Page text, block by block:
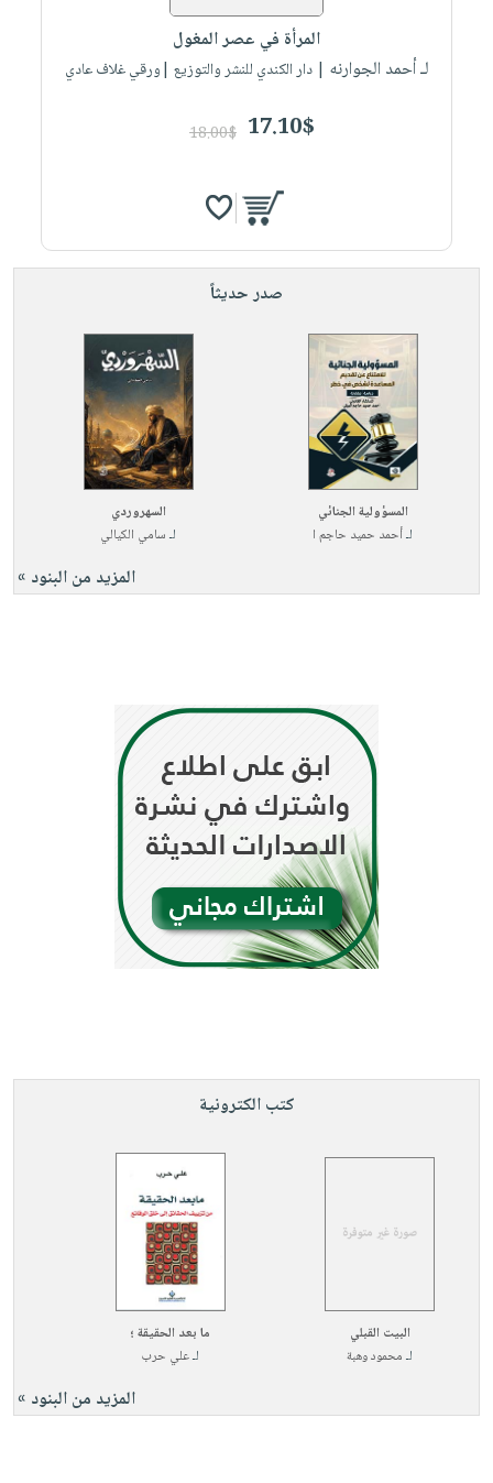
المرأة في عصر المغول
لـ أحمد الجوارنه | دار الكندي للنشر والتوزيع |ورقي غلاف عادي
17.10$
18.00$
صدر حديثاً
المسؤولية الجنائي
لـأحمد حميد حاجم ا
السهروردي
لـسامي الكيالي
المزيد من البنود »
كتب الكترونية
البيت القبلي
لـمحمود وهبة
ما بعد الحقيقة ؛
لـعلي حرب
المزيد من البنود »